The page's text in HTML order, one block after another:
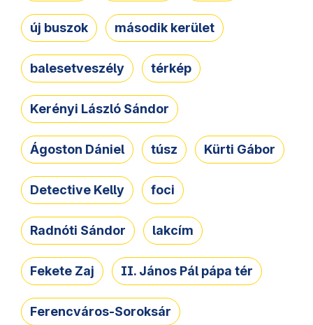
új buszok második kerület
balesetveszély térkép
Kerényi László Sándor
Ágoston Dániel túsz Kürti Gábor
Detective Kelly foci
Radnóti Sándor lakcím
Fekete Zaj II. János Pál pápa tér
Ferencváros-Soroksár